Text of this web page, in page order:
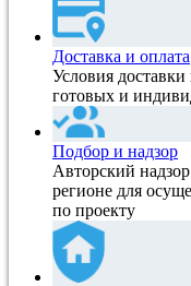
Доставка и оплата
Условия
готовых и
Подбор и надзор
Авторский
регионе для
по проекту